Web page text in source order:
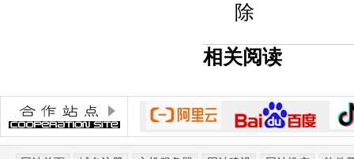
除
相关阅读